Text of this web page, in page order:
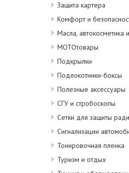
Защита картера
Комфорт и
Масла, автокосметика
МОТОтовары
Подкрылки
Подлокотники-боксы
Полезные аксессуары
СГУ и стробоскопы
Сетки для защиты
Сигнализации
Тонировочная пленка
Туризм и отдых